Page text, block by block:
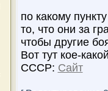
по какому
то, что они за
чтобы другие
Вот тут кое-
СССР: Сайт